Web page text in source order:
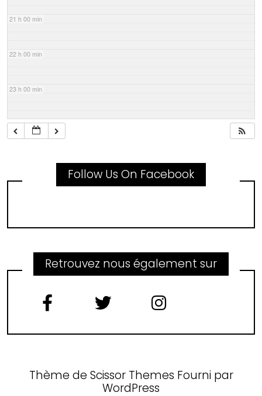
21 h 00 min
22 h 00 min
23 h 00 min
Follow Us On Facebook
Retrouvez nous également sur
Thème de Scissor Themes Fourni par
WordPress